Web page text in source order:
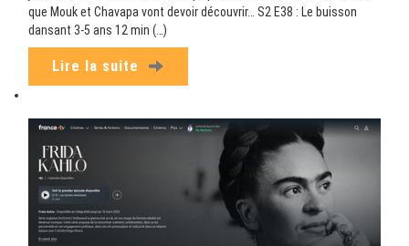
que Mouk et Chavapa vont devoir découvrir… S2 E38 : Le buisson
dansant 3-5 ans 12 min (…)
Lire la suite